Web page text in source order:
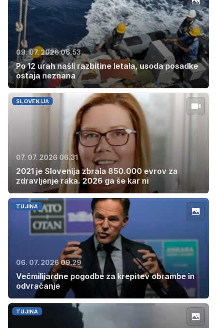
09. 07. 2026 06.53
Po 12 urah našli razbitine letala, usoda posadke
ostaja neznana
SLOVENIJA
07. 07. 2026 06.31
2021 je Slovenija zbrala 850.000 evrov za
zdravljenje raka. 2026 ga še kar ni
TUJINA
06. 07. 2026 09.29
Večmilijardne pogodbe za krepitev obrambe in
odvračanje
TUJINA